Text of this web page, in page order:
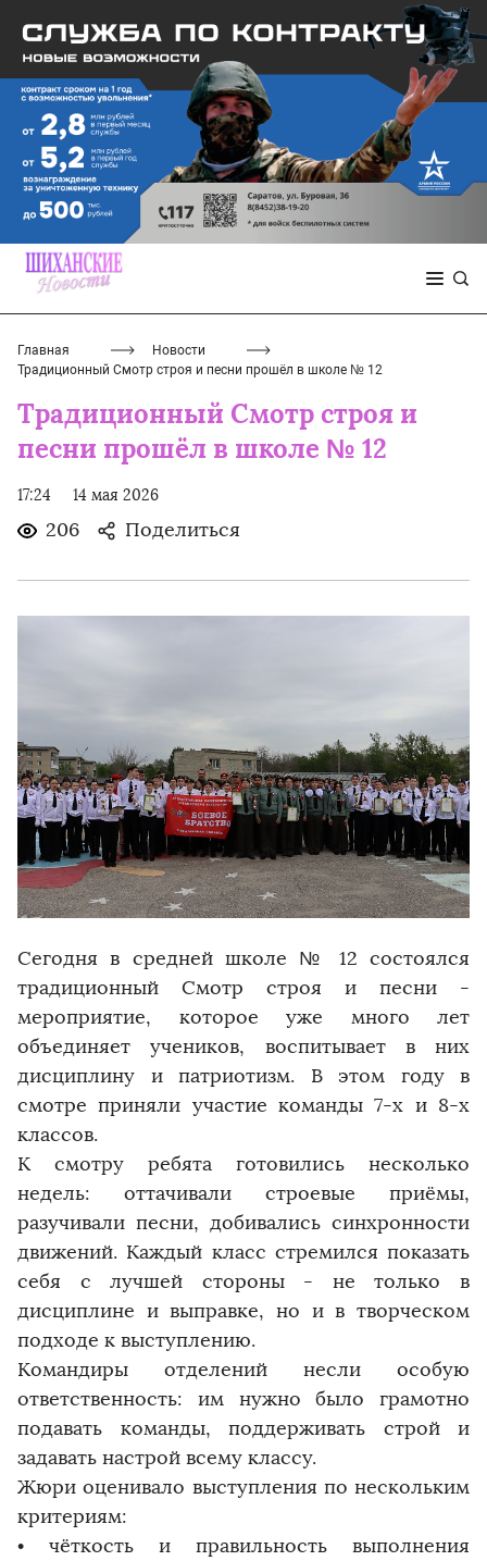
Главная
Новости
Традиционный Смотр строя и песни прошёл в школе № 12
Традиционный Смотр строя и
песни прошёл в школе № 12
17:24 14 мая 2026
206 Поделиться
Сегодня в средней школе № 12 состоялся
традиционный Смотр строя и песни -
мероприятие, которое уже много лет
объединяет учеников, воспитывает в них
дисциплину и патриотизм. В этом году в
смотре приняли участие команды 7-х и 8-х
классов.
К смотру ребята готовились несколько
недель: оттачивали строевые приёмы,
разучивали песни, добивались синхронности
движений. Каждый класс стремился показать
себя с лучшей стороны - не только в
дисциплине и выправке, но и в творческом
подходе к выступлению.
Командиры отделений несли особую
ответственность: им нужно было грамотно
подавать команды, поддерживать строй и
задавать настрой всему классу.
Жюри оценивало выступления по нескольким
критериям:
• чёткость и правильность выполнения